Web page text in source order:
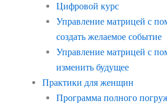
Цифровой курс
Управление матрицей с
создать желаемое событие
Управление матрицей с
изменить будущее
Практики для женщин
Программа полного